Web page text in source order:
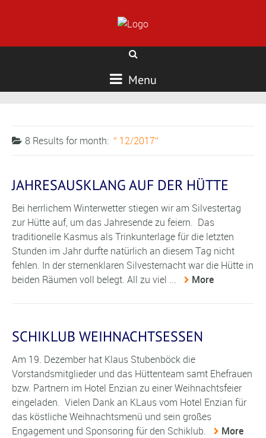
Menu
8 Results formonth: 12/2017
JAHRESAUSKLANG AUF DER HÜTTE
Bei herrlichem Winterwetter stiegen wir am Silvestertag
zur Hütte auf, um das Jahresende zu feiern. Das
traditionelle Kasmus als Trinkunterlage für die letzten
Stunden im Jahr durfte natürlich an diesem Tag nicht
fehlen. In der sternenklaren Silvesternacht war die Hütte in
beiden Räumen voll belegt. All zu viel ...
More
SCHIKLUB WEIHNACHTSESSEN
Am 19. Dezember hat Klaus Stubenböck die
Vorstandsmitglieder und das Hüttenteam samt Ehefrauen
bzw. Partnern im Hotel Enzian zu einer Weihnachtsfeier
eingeladen. Vielen Dank an KLaus vom Hotel Enzian für
das köstliche Weihnachtsmenü und sein großes
Engagement und Sponsoring für den Schiklub.
More